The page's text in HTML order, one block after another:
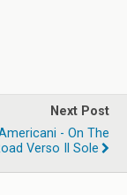
Next Post
- On The
Verso Il Sole